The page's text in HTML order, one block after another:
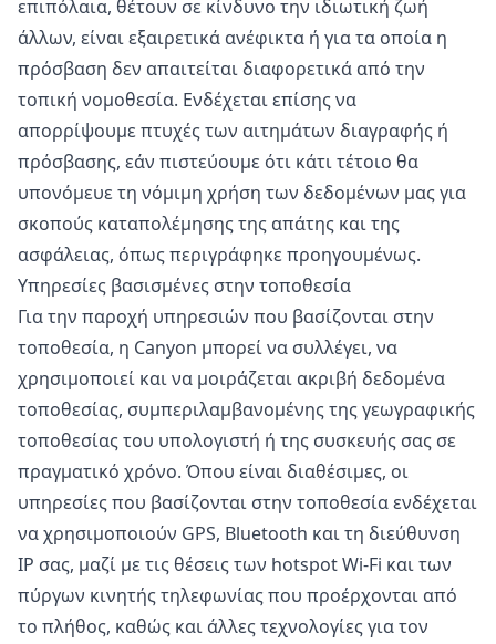
επιπόλαια, θέτουν σε κίνδυνο την ιδιωτική ζωή
άλλων, είναι εξαιρετικά ανέφικτα ή για τα οποία η
πρόσβαση δεν απαιτείται διαφορετικά από την
τοπική νομοθεσία. Ενδέχεται επίσης να
απορρίψουμε πτυχές των αιτημάτων διαγραφής ή
πρόσβασης, εάν πιστεύουμε ότι κάτι τέτοιο θα
υπονόμευε τη νόμιμη χρήση των δεδομένων μας για
σκοπούς καταπολέμησης της απάτης και της
ασφάλειας, όπως περιγράφηκε προηγουμένως.
Υπηρεσίες βασισμένες στην τοποθεσία
Για την παροχή υπηρεσιών που βασίζονται στην
τοποθεσία, η Canyon μπορεί να συλλέγει, να
χρησιμοποιεί και να μοιράζεται ακριβή δεδομένα
τοποθεσίας, συμπεριλαμβανομένης της γεωγραφικής
τοποθεσίας του υπολογιστή ή της συσκευής σας σε
πραγματικό χρόνο. Όπου είναι διαθέσιμες, οι
υπηρεσίες που βασίζονται στην τοποθεσία ενδέχεται
να χρησιμοποιούν GPS, Bluetooth και τη διεύθυνση
IP σας, μαζί με τις θέσεις των hotspot Wi-Fi και των
πύργων κινητής τηλεφωνίας που προέρχονται από
το πλήθος, καθώς και άλλες τεχνολογίες για τον